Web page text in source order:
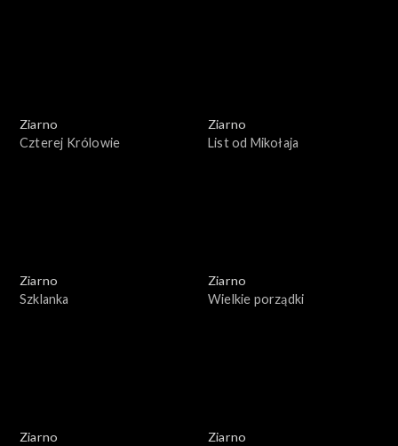
Ziarno
Czterej Królowie
Ziarno
List od Mikołaja
Ziarno
Szklanka
Ziarno
Wielkie porządki
Ziarno
Ziarno